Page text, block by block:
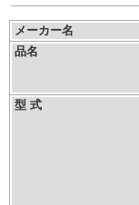
メーカー名
品名
型 式